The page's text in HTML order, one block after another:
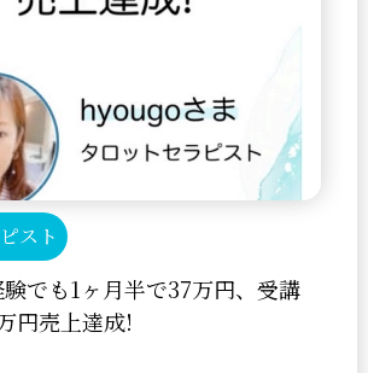
スト
でも1ヶ月半で37万円、受講
円売上達成!